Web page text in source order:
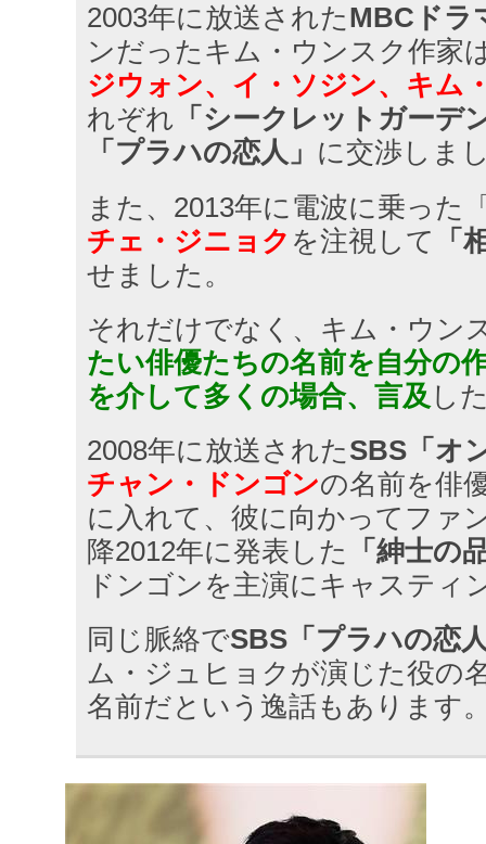
2003年に放送されたMBCドラ
ンだったキム・ウンスク作家
ジウォン、イ・ソジン、キム
れぞれ 「シークレットガーデ
「プラハの恋人」 に交渉しま
また、2013年に電波に乗った
チェ・ジニョク を注視して
「
せました。
それだけでなく、キム・ウン
たい俳優たちの名前を自分の
を介して多くの場合、言及 し
2008年に放送されたSBS「オ
チャン・ドンゴンの名前を俳
に入れて、彼に向かってファ
降2012年に発表した
「紳士の
ドンゴンを主演にキャスティ
同じ脈絡でSBS「プラハの恋
ム・ジュヒョクが演じた役の
名前だという逸話もあります